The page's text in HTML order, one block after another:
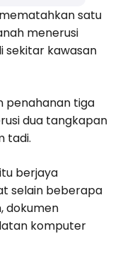
satu
menerusi
sekitar kawasan
penahanan tiga
dua tangkapan
tadi.
berjaya
selain beberapa
dokumen
komputer